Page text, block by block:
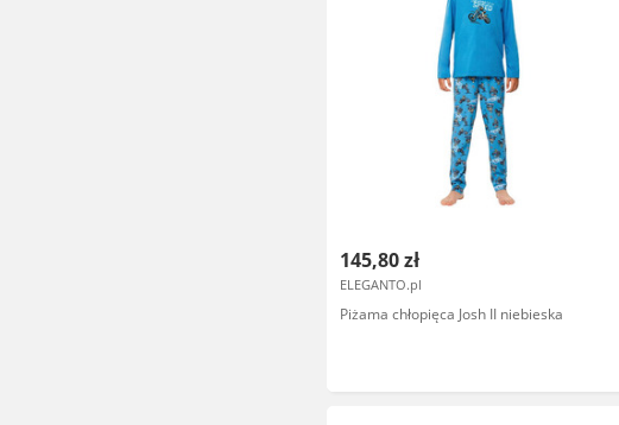
145,80 zł
ELEGANTO.pl
Piżama chłopięca Josh II niebieska